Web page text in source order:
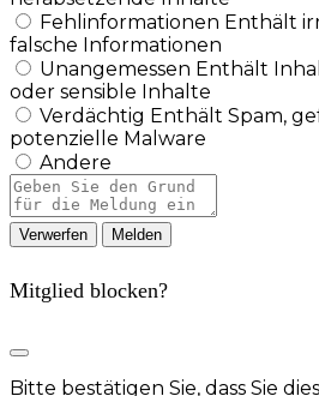
Fehlinformationen Enthält
falsche Informationen
Unangemessen Enthält
oder sensible Inhalte
Verdächtig Enthält Spam,
potenzielle Malware
Andere
Berichtsnotiz
Melden
Mitglied blocken?
Bitte bestätigen Sie, dass Sie